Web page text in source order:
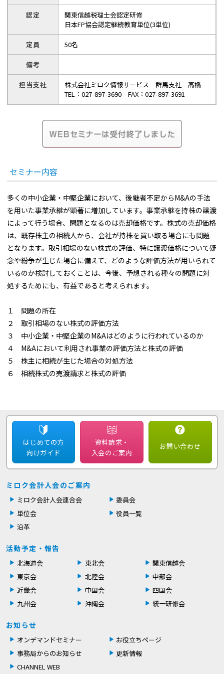
認定
関東信越税理士会認定研修
日本FP協会認定継続教育単位(3単位)
定員 50名
備考
担当支社
株式会社ミロク情報サービス 群馬支社 高橋
TEL：027-897-3690 FAX：027-897-3691
セミナー内容
多くの中小企業・中堅企業において、後継者不足からM&Aの手法
を用いた事業承継が顕著に増加しています。事業承継を持株の譲渡
によって行う場合、問題となるのは売却価格です。株式の売却価格
は、既存株主の相続人から、会社が持株を買い取る場合にも問題
となります。取引相場のない株式の評価、特に譲渡価格について疑
念や紛争が生じた場合に備えて、どのような評価方法が用いられて
いるのか検討しておくことは、今後、予想される種々の問題に対
処するためにも、有益であると考えられます。
１ 問題の所在
２ 取引相場のない株式の評価方法
３ 中小企業・中堅企業のM&Aはどのように行われているのか
４ M&Aにおいて利用され事業の評価方法と株式の評価
５ 株主に相続が生じた場合の対処方法
６ 相続株式の売渡請求と株式の評価
はじめての方
向けガイド
資料請求・
入会のご案内
お問い合わせ
ミロク会計人会のご案内
ミロク会計人会連合会
委員会
単位会
役員一覧
沿革
活動予定・報告
北海道会 東北会
関東信越会
東京会
北陸会
中部会
近畿会
中国会
四国会
九州会
沖縄会 統一研修会
お知らせ
オンデマンドセミナー
お役立ちページ
事務局からのお知らせ
更新情報
CHANNEL WEB